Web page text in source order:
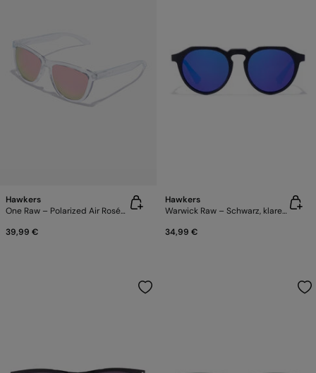
Hawkers
One Raw – Polarized Air Roségold
39,99 €
Hawkers
Warwick Raw – Schwarz, klares Blau
34,99 €